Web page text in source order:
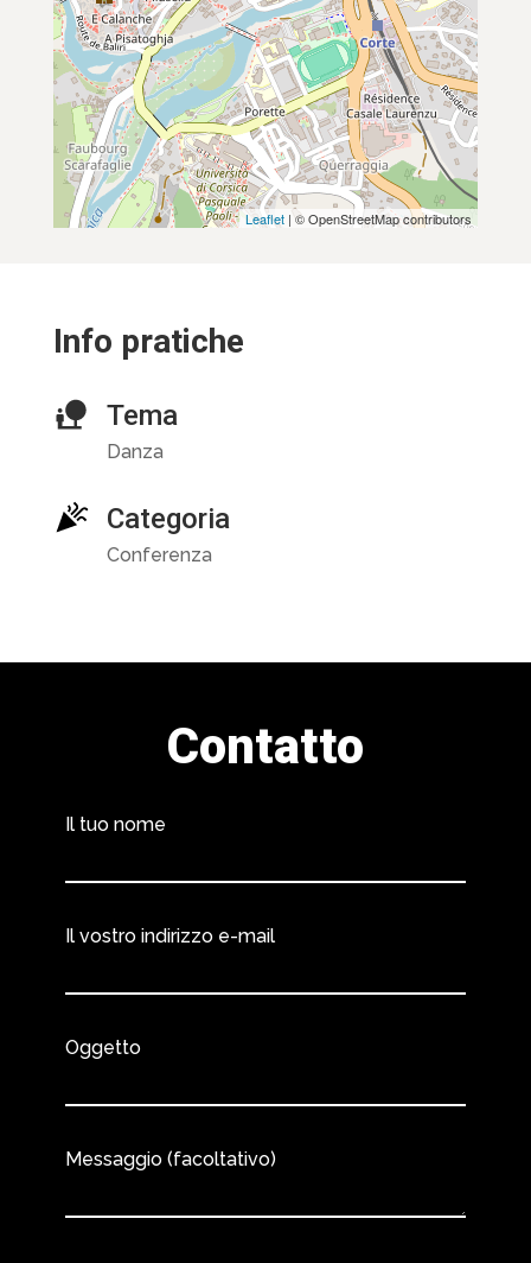
Leaflet | © OpenStreetMap contributors
Info pratiche
Tema
Danza
Categoria
Conferenza
Contatto
Il tuo nome
Il vostro indirizzo e-mail
Oggetto
Messaggio (facoltativo)